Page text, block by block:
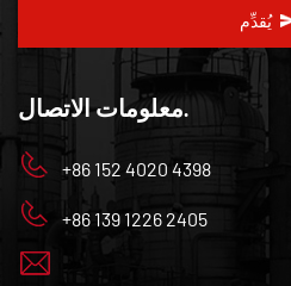
يُقدِّم
معلومات الاتصال.
+86 152 4020 4398
+86 139 1226 2405